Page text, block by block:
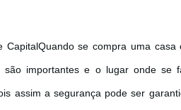
CapitalQuando se compra uma casa
são importantes e o lugar onde se
assim a segurança pode ser